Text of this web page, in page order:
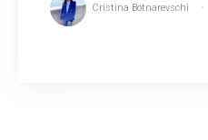
Cristina Botnarevschi